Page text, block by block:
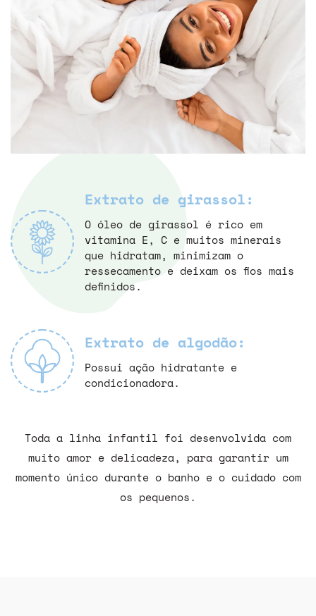
Extrato de girassol:
O óleo de girassol é rico em
vitamina E, C e muitos minerais
que hidratam, minimizam o
ressecamento e deixam os fios mais
definidos.
Extrato de algodão:
Possui ação hidratante e
condicionadora.
Toda a linha infantil foi desenvolvida com
muito amor e delicadeza, para garantir um
momento único durante o banho e o cuidado com
os pequenos.